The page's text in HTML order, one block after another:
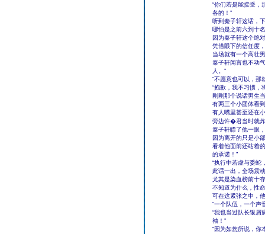
“你们若是能接受，
各的！”
听到秦子轩这话，
哪怕是之前六到十
因为秦子轩这个绝
凭借眼下的信任度
当场就有一个高壮
秦子轩闻言也不动
人。”
“不愿意也可以，那
“抱歉，我不习惯，
刚刚那个说话男生
有两三个小团体看
有人嘴里甚至还在
旁边许�君当时就炸
秦子轩瞟了他一眼
因为离开的只是小
看着他面前还站着
的承诺！”
“执行中若虚与委蛇
此话一出，全场震
尤其是染血榜前十
不知道为什么，性
可在这紧张之中，
“一个队伍，一个声
“我也当过队长银屑
袖！”
“因为如您所说，你